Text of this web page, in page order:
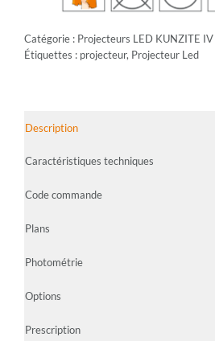
Catégorie : Projecteurs LED KUNZITE IV
Étiquettes : projecteur, Projecteur Led
Description
Caractéristiques techniques
Code commande
Plans
Photométrie
Options
Prescription